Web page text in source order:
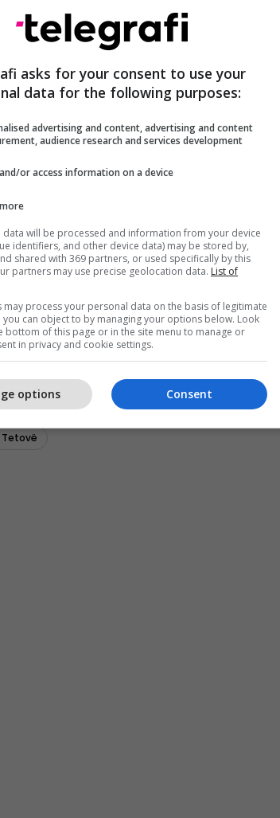
dhe pas dokumentimit të rastit
të përshtatshëm penal”, thonë
asks for your consent to use your
data for the following purposes:
advertising and content, advertising and content
audience research and services development
or access information on a device
data will be processed and information from your device
identifiers, and other device data) may be stored by,
shared with 369 partners, or used specifically by this
partners may use precise geolocation data. List of
may process your personal data on the basis of legitimate
you can object to by managing your options below. Look
bottom of this page or in the site menu to manage or
in privacy and cookie settings.
Consent
options